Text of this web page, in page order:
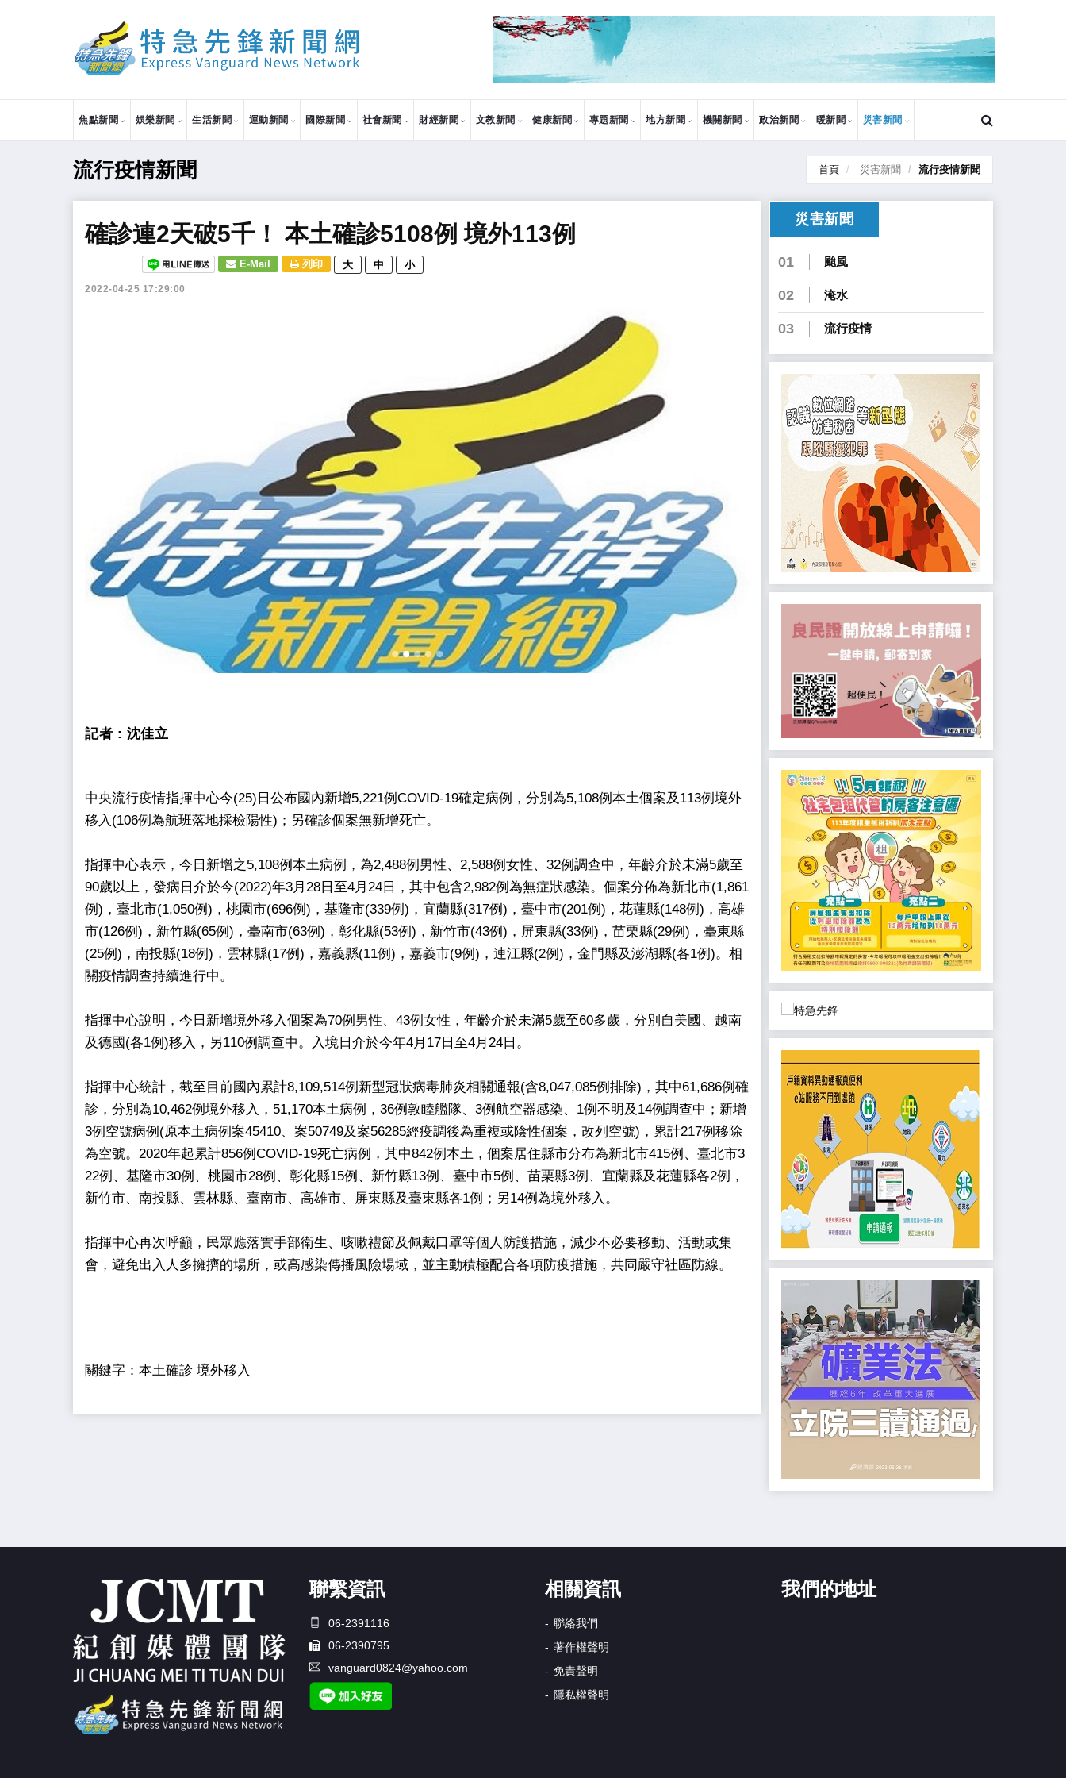
焦點新聞 娛樂新聞 生活新聞 運動新聞 國際新聞 社會新聞 財經新聞 文教新聞 健康新聞 專題新聞 地方新聞 機關新聞 政治新聞 暖新聞 災害新聞
流行疫情新聞 首頁 災害新聞 流行疫情新聞
確診連2天破5千！ 本土確診5108例 境外113例
E-Mail 列印 大 中 小
2022-04-25 17:29:00
記者 : 沈佳立
中央流行疫情指揮中心今(25)日公布國內新增5,221例COVID-19確定病例，分別為5,108例本土個案及113例境外
移入(106例為航班落地採檢陽性)；另確診個案無新增死亡。
指揮中心表示，今日新增之5,108例本土病例，為2,488例男性、2,588例女性、32例調查中，年齡介於未滿5歲至
90歲以上，發病日介於今(2022)年3月28日至4月24日，其中包含2,982例為無症狀感染。個案分佈為新北市(1,861
例)，臺北市(1,050例)，桃園市(696例)，基隆市(339例)，宜蘭縣(317例)，臺中市(201例)，花蓮縣(148例)，高雄
市(126例)，新竹縣(65例)，臺南市(63例)，彰化縣(53例)，新竹市(43例)，屏東縣(33例)，苗栗縣(29例)，臺東縣
(25例)，南投縣(18例)，雲林縣(17例)，嘉義縣(11例)，嘉義市(9例)，連江縣(2例)，金門縣及澎湖縣(各1例)。相
關疫情調查持續進行中。
指揮中心說明，今日新增境外移入個案為70例男性、43例女性，年齡介於未滿5歲至60多歲，分別自美國、越南
及德國(各1例)移入，另110例調查中。入境日介於今年4月17日至4月24日。
指揮中心統計，截至目前國內累計8,109,514例新型冠狀病毒肺炎相關通報(含8,047,085例排除)，其中61,686例確
診，分別為10,462例境外移入，51,170本土病例，36例敦睦艦隊、3例航空器感染、1例不明及14例調查中；新增
3例空號病例(原本土病例案45410、案50749及案56285經疫調後為重複或陰性個案，改列空號)，累計217例移除
為空號。2020年起累計856例COVID-19死亡病例，其中842例本土，個案居住縣市分布為新北市415例、臺北市3
22例、基隆市30例、桃園市28例、彰化縣15例、新竹縣13例、臺中市5例、苗栗縣3例、宜蘭縣及花蓮縣各2例，
新竹市、南投縣、雲林縣、臺南市、高雄市、屏東縣及臺東縣各1例；另14例為境外移入。
指揮中心再次呼籲，民眾應落實手部衛生、咳嗽禮節及佩戴口罩等個人防護措施，減少不必要移動、活動或集
會，避免出入人多擁擠的場所，或高感染傳播風險場域，並主動積極配合各項防疫措施，共同嚴守社區防線。
關鍵字：本土確診 境外移入
災害新聞
01 颱風
02 淹水
03 流行疫情
聯繫資訊
06-2391116
06-2390795
vanguard0824@yahoo.com
相關資訊
聯絡我們
著作權聲明
免責聲明
隱私權聲明
我們的地址